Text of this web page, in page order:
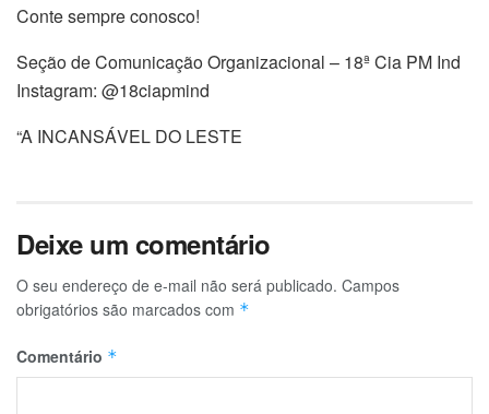
Conte sempre conosco!
Seção de Comunicação Organizacional – 18ª Cia PM Ind
Instagram: @18ciapmind
“A INCANSÁVEL DO LESTE
Deixe um comentário
O seu endereço de e-mail não será publicado. Campos
obrigatórios são marcados com *
Comentário *